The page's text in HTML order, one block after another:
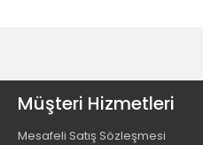
Müşteri Hizmetleri
Mesafeli Satış Sözleşmesi